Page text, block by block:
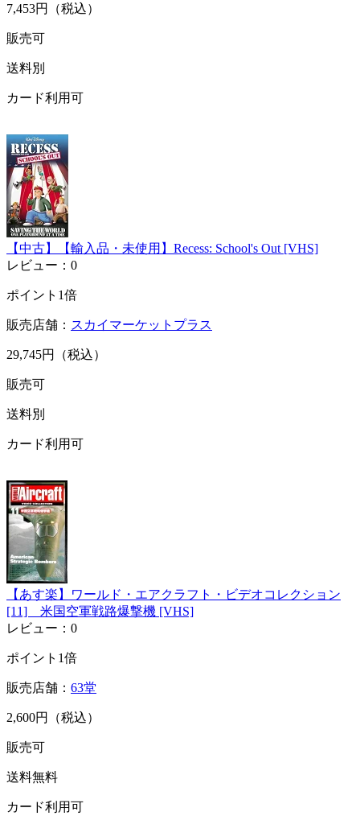
7,453円（税込）
販売可
送料別
カード利用可
【中古】【輸入品・未使用】Recess: School's Out [VHS]
レビュー：0
ポイント1倍
販売店舗： スカイマーケットプラス
29,745円（税込）
販売可
送料別
カード利用可
【あす楽】ワールド・エアクラフト・ビデオコレクション
[11] 米国空軍戦路爆撃機 [VHS]
レビュー：0
ポイント1倍
販売店舗： 63堂
2,600円（税込）
販売可
送料無料
カード利用可